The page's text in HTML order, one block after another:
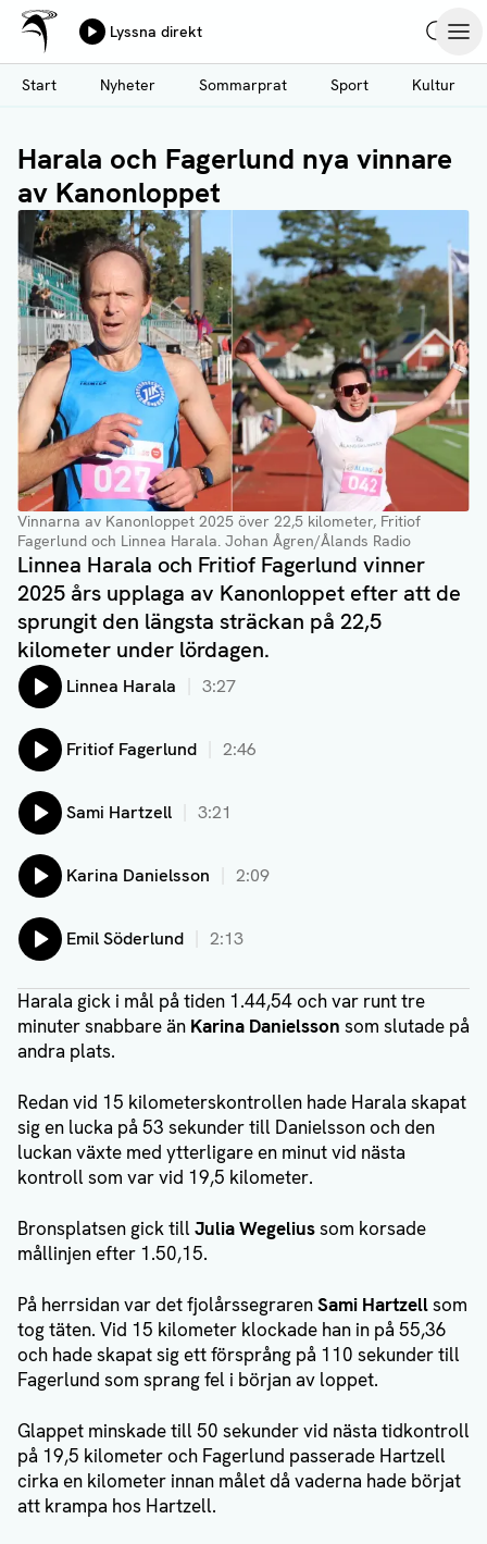
Hoppa
till
huvudinnehåll
Ålands Radio & TV
Lyssna direkt
Start
Nyheter Sommarprat Sport Kultur
Harala och Fagerlund nya vinnare
av Kanonloppet
Vinnarna av Kanonloppet 2025 över 22,5 kilometer, Fritiof
Fagerlund och Linnea Harala. Johan Ågren/Ålands Radio
Linnea Harala och Fritiof Fagerlund vinner
2025 års upplaga av Kanonloppet efter att de
sprungit den längsta sträckan på 22,5
kilometer under lördagen.
Lyssna på:
Linnea Harala 3:27
Lyssna på:
Fritiof Fagerlund 2:46
Lyssna på:
Sami Hartzell 3:21
Lyssna på:
Karina Danielsson 2:09
Lyssna på:
Emil Söderlund 2:13
Harala gick i mål på tiden 1.44,54 och var runt tre
minuter snabbare än Karina Danielsson som slutade på
andra plats.
Redan vid 15 kilometerskontrollen hade Harala skapat
sig en lucka på 53 sekunder till Danielsson och den
luckan växte med ytterligare en minut vid nästa
kontroll som var vid 19,5 kilometer.
Bronsplatsen gick till Julia Wegeliussom korsade
mållinjen efter 1.50,15.
På herrsidan var det fjolårssegrarenSami Hartzellsom
tog täten. Vid 15 kilometer klockade han in på 55,36
och hade skapat sig ett försprång på 110 sekunder till
Fagerlund som sprang fel i början av loppet.
Glappet minskade till 50 sekunder vid nästa tidkontroll
på 19,5 kilometer och Fagerlund passerade Hartzell
cirka en kilometer innan målet då vaderna hade börjat
att krampa hos Hartzell.